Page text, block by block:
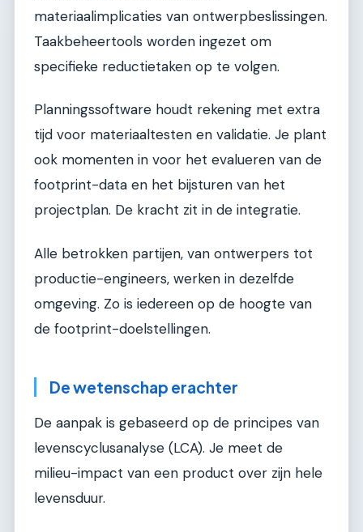
materiaalimplicaties van ontwerpbeslissingen.
Taakbeheertools worden ingezet om
specifieke reductietaken op te volgen.
Planningssoftware houdt rekening met extra
tijd voor materiaaltesten en validatie. Je plant
ook momenten in voor het evalueren van de
footprint-data en het bijsturen van het
projectplan. De kracht zit in de integratie.
Alle betrokken partijen, van ontwerpers tot
productie-engineers, werken in dezelfde
omgeving. Zo is iedereen op de hoogte van
de footprint-doelstellingen.
De wetenschap erachter
De aanpak is gebaseerd op de principes van
levenscyclusanalyse (LCA). Je meet de
milieu-impact van een product over zijn hele
levensduur.